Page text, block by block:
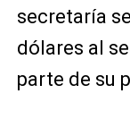
secretaría
dólares al
parte de su